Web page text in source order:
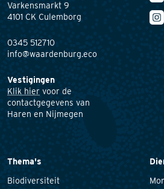
Varkensmarkt 9
4101 CK Culemborg
0345 512710
info@waardenburg.eco
Vestigingen
Klik hier voor de
contactgegevens van
Haren en Nijmegen
Thema's
Biodiversiteit